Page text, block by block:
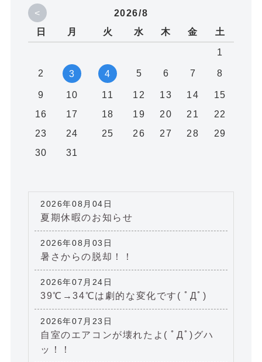
<
2026/8
日
月 火 水 木 金 土
1
2 3 4 5 6 7 8
9 10 11 12 13 14
15
16
17 18 19 20 21
22
23
24 25 26 27 28
29
30
31
2026年08月04日
夏期休暇のお知らせ
2026年08月03日
暑さからの脱却！！
2026年07月24日
39℃→34℃は劇的な変化です( ﾟДﾟ)
2026年07月23日
自室のエアコンが壊れたよ( ﾟДﾟ)グハ
ッ！！